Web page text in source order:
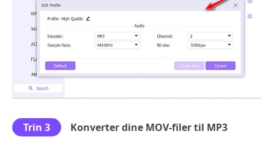
Trin 3 Konverter dine MOV-filer til MP3